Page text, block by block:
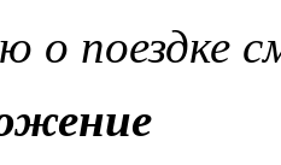
о поездке